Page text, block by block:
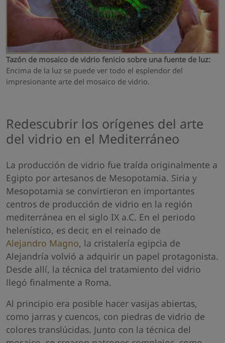
Tazón de mosaico de vidrio fenicio sobre una fuente de luz:
Encima de la luz se puede ver todo el esplendor del
impresionante arte del mosaico de vidrio.
Redescubrir los orígenes del arte
del vidrio en el Mediterráneo
La producción de vidrio fue traída originalmente a
Egipto por artesanos de Mesopotamia. Siria y
Mesopotamia se convirtieron en importantes
centros de producción de vidrio en la región
mediterránea en el siglo IX a.C. En el periodo
helenístico, es decir, en el reinado de
Alejandro Magno, la cristalería egipcia de
Alejandría volvió a adquirir un papel protagonista.
Desde allí, la técnica del tratamiento del vidrio
llegó finalmente a Roma.
Al principio era posible hacer vasijas abiertas,
como jarras y cuencos, con piedras de vidrio de
colores translúcidas. Junto con la técnica del